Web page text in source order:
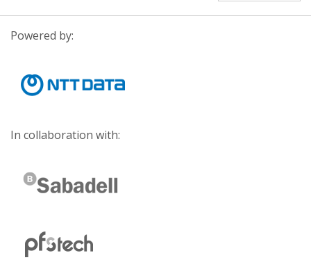
Powered by:
In collaboration with: